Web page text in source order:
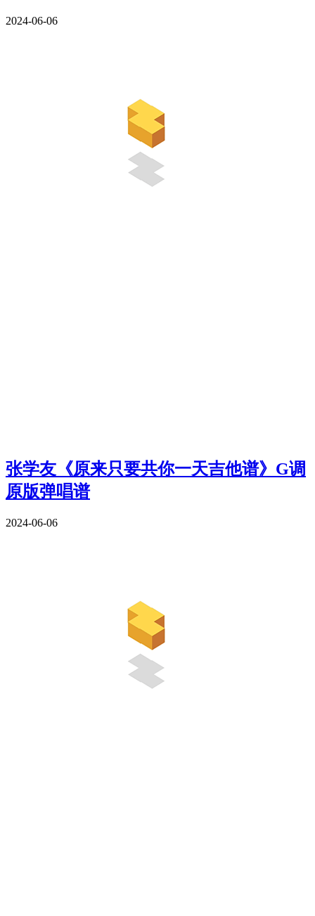
2024-06-06
张学友《原来只要共你一天吉他谱》G调
原版弹唱谱
2024-06-06